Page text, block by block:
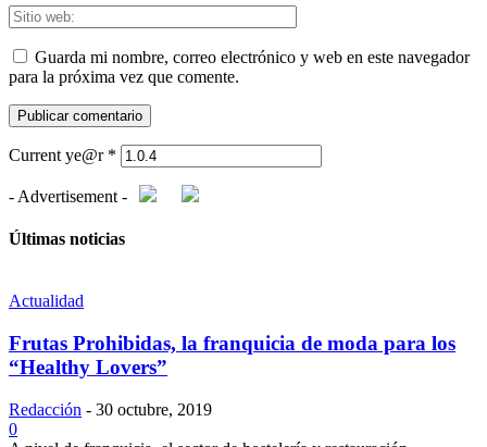
Guarda mi nombre, correo electrónico y web en este navegador
para la próxima vez que comente.
Current ye@r *
- Advertisement -
Últimas noticias
Actualidad
Frutas Prohibidas, la franquicia de moda para los
“Healthy Lovers”
Redacción - 30 octubre, 2019
0